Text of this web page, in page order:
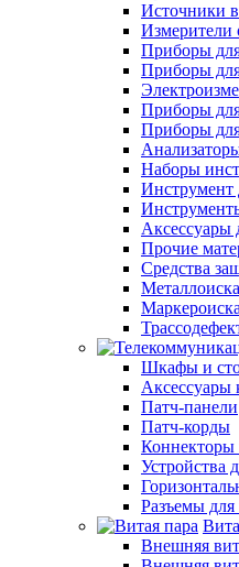
Источники
Измерители
Приборы
Приборы
Приборы
Приборы
Наборы
Инструмент
Аксессуары
Прочие
Средства
Шкафы и
Аксессуары
Патч-панели
Патч-корды
Коннекторы
Устройства
Разъемы
Внешняя